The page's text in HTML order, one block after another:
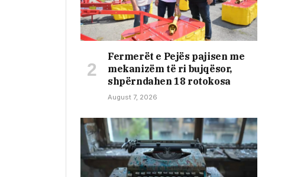
Fermerët e Pejës pajisen me
mekanizëm të ri bujqësor,
shpërndahen 18 rotokosa
August 7, 2026